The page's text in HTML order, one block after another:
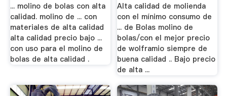
... molino de bolas con alta
calidad. molino de ... con
materiales de alta calidad
alta calidad precio bajo ...
con uso para el molino de
bolas de alta calidad .
Alta calidad de molienda
con el mínimo consumo de
... de Bolas molino de
bolas/con el mejor precio
de wolframio siempre de
buena calidad .. Bajo precio
de alta ...